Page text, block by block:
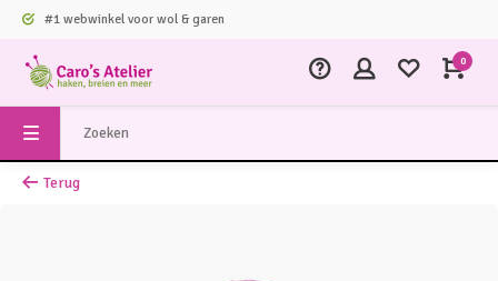
#1 webwinkel voor wol & garen
0
Terug